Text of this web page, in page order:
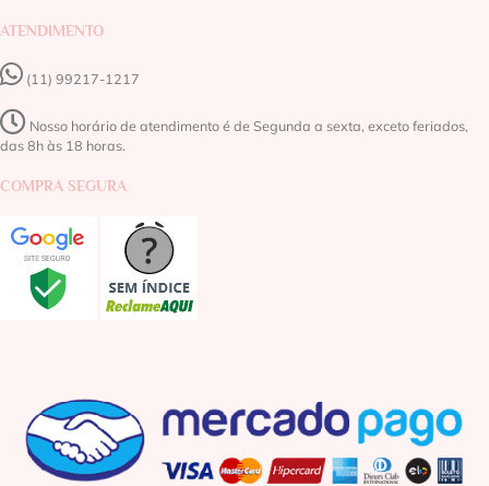
ATENDIMENTO
(11) 99217-1217‬
Nosso horário de atendimento é de Segunda a sexta, exceto feriados,
das 8h às 18 horas.
COMPRA SEGURA